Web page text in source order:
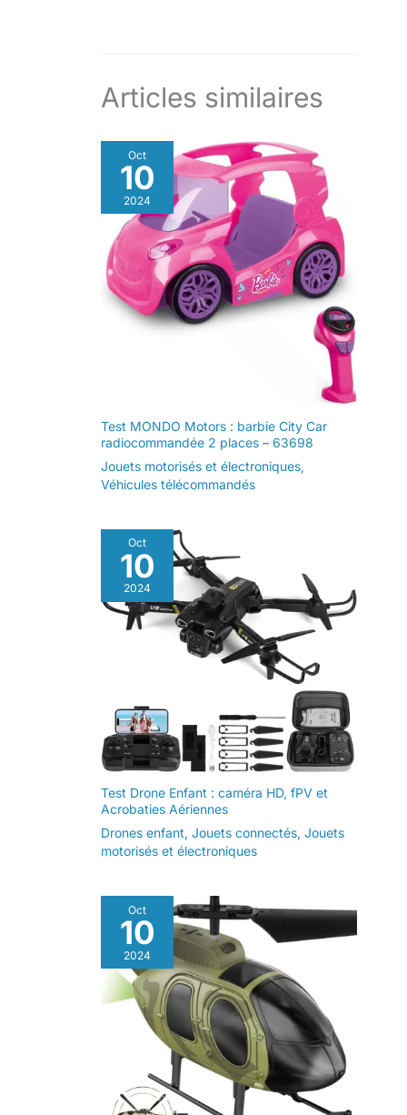
Articles similaires
Oct
10
2024
Test MONDO Motors : barbie City Car
radiocommandée 2 places – 63698
Jouets motorisés et électroniques,
Véhicules télécommandés
Oct
10
2024
Test Drone Enfant : caméra HD, fPV et
Acrobaties Aériennes
Drones enfant, Jouets connectés, Jouets
motorisés et électroniques
Oct
10
2024